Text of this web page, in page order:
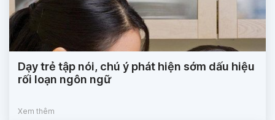
Dạy trẻ tập nói, chú ý phát hiện sớm dấu hiệu
rối loạn ngôn ngữ
Xem thêm